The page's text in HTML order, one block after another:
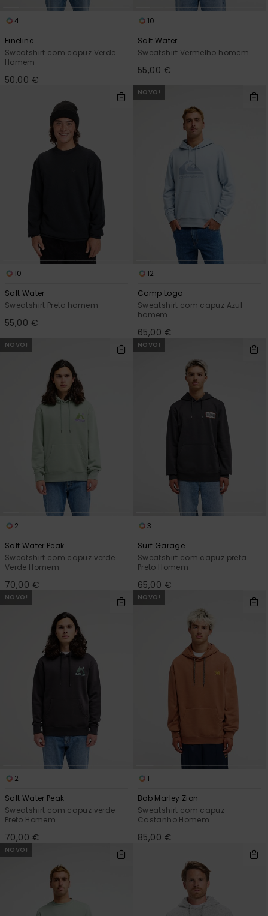
4
Fineline
Sweatshirt com capuz Verde
Homem
50,00 €
10
Salt Water
Sweatshirt Vermelho homem
55,00 €
10
Salt Water
Sweatshirt Preto homem
55,00 €
NOVO!
12
Comp Logo
Sweatshirt com capuz Azul
homem
65,00 €
NOVO!
2
Salt Water Peak
Sweatshirt com capuz verde
Verde Homem
70,00 €
NOVO!
3
Surf Garage
Sweatshirt com capuz preta
Preto Homem
65,00 €
NOVO!
2
Salt Water Peak
Sweatshirt com capuz verde
Preto Homem
70,00 €
NOVO!
1
Bob Marley Zion
Sweatshirt com capuz
Castanho Homem
85,00 €
NOVO!